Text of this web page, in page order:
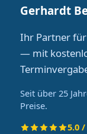
Gerhardt
Ihr Partner
— mit
Seit über 25
Preise.
5.0